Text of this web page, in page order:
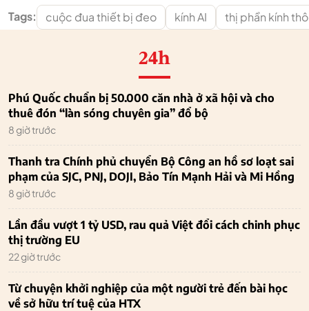
Tags: cuộc đua thiết bị đeo kính AI thị phần kính
24h
Phú Quốc chuẩn bị 50.000 căn nhà ở xã hội và cho
thuê đón “làn sóng chuyên gia” đổ bộ
8 giờ trước
Thanh tra Chính phủ chuyển Bộ Công an hồ sơ loạt sai
phạm của SJC, PNJ, DOJI, Bảo Tín Mạnh Hải và Mi Hồng
8 giờ trước
Lần đầu vượt 1 tỷ USD, rau quả Việt đổi cách chinh phục
thị trường EU
22 giờ trước
Từ chuyện khởi nghiệp của một người trẻ đến bài học
về sở hữu trí tuệ của HTX